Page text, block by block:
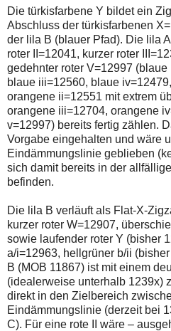
bitte
ich
um
Kontaktaufnahme
per
Mail
robbys-
elliottwellen@online.de.
Bis
zur
Lösung
des
Problems
sind
die
Post
auch
der
Plattform
wallstreet-
online.de
verfügbar.
Die türkisfarbene Y bildet ein
Abschluss der türkisfarbenen
der lila B (blauer Pfad). Die lila
roter II=12041, kurzer roter
gedehnter roter V=12997
blaue iii=12560, blaue
orangene ii=12551 mit extrem
orangene iii=12704, orangene
v=12997) bereits fertig zählen.
Vorgabe eingehalten und wäre
Eindämmungslinie geblieben
sich damit bereits in der
befinden.
Die lila B verläuft als Flat-X-
kurzer roter W=12907,
sowie laufender roter Y (bisher
a/i=12963, hellgrüner b/ii
B (MOB 11867) ist mit einem
(idealerweise unterhalb 1239x)
direkt in den Zielbereich
Eindämmungslinie (derzeit bei
C). Für eine rote II wäre –